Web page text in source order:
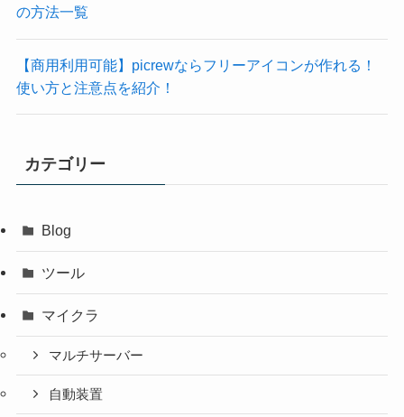
の方法一覧
【商用利用可能】picrewならフリーアイコンが作れる！
使い方と注意点を紹介！
カテゴリー
Blog
ツール
マイクラ
マルチサーバー
自動装置